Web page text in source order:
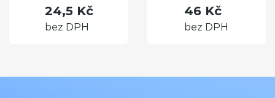
24,5 Kč
bez DPH
46 Kč
bez DPH